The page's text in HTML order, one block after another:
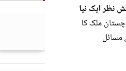
نظر ایک نیا
ملک کا
مسائل